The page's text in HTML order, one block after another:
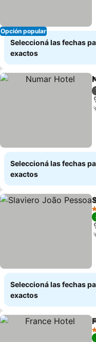
Opción popular
Seleccioná las fechas
exactos
Seleccioná las fechas
exactos
Seleccioná las fechas
exactos